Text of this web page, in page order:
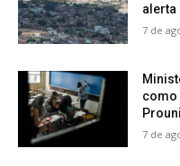
alerta
7 de
como
Prouni
7 de